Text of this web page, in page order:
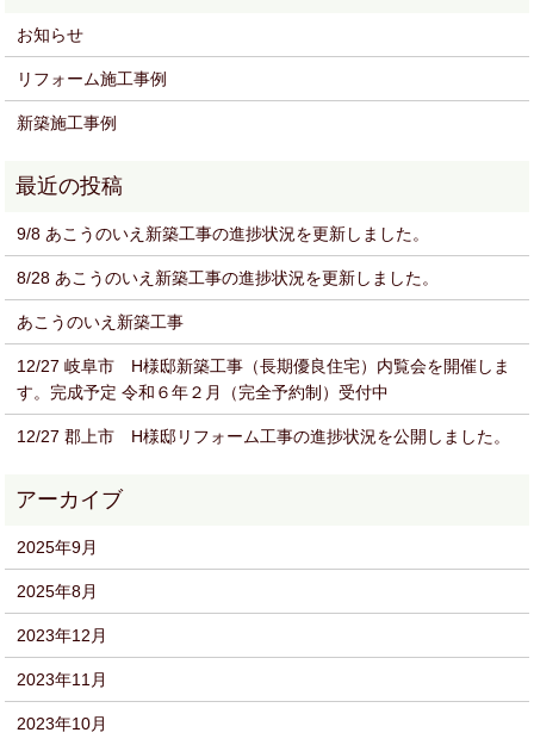
お知らせ
リフォーム施工事例
新築施工事例
9/8 あこうのいえ新築工事の進捗状況を更新しました。
8/28 あこうのいえ新築工事の進捗状況を更新しました。
あこうのいえ新築工事
12/27 岐阜市 H様邸新築工事（長期優良住宅）内覧会を開催しま
す。完成予定 令和６年２月（完全予約制）受付中
12/27 郡上市 H様邸リフォーム工事の進捗状況を公開しました。
2025年9月
2025年8月
2023年12月
2023年11月
2023年10月